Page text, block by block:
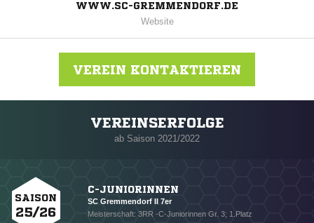
WWW.SC-GREMMENDORF.DE
Website
VEREIN KONTAKTIEREN
Nachricht an SC Gremmendorf
VEREINSERFOLGE
ab Saison 2021/2022
SAISON
25/26
C-JUNIORINNEN
SC Gremmendorf II 7er
Meisterschaft: 3RR -C-Juniorinnen Gr. 3; 1.Platz